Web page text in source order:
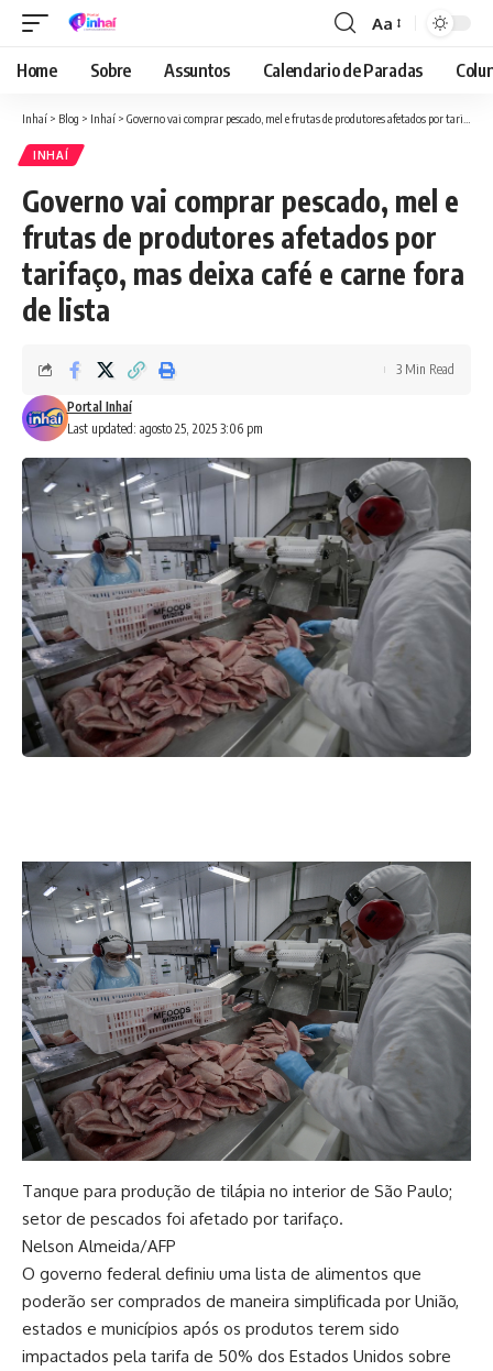
Font
Resizer
Aa
Home Sobre Assuntos Calendario de Paradas
Inhaí > Blog > Inhaí > Governo vai comprar pescado, mel e frutas de produtores afetados por tarifaço, mas deixa café e carne fora de lista
INHAÍ
Governo vai comprar pescado, mel e
frutas de produtores afetados por
tarifaço, mas deixa café e carne fora
de lista
Last updated: agosto 25, 2025 3:06 pm
Portal Inhaí
3 Min Read
Tanque para produção de tilápia no interior de São Paulo;
setor de pescados foi afetado por tarifaço.
Nelson Almeida/AFP
O governo federal definiu uma lista de alimentos que
poderão ser comprados de maneira simplificada por União,
estados e municípios após os produtos terem sido
impactados pela tarifa de 50% dos Estados Unidos sobre